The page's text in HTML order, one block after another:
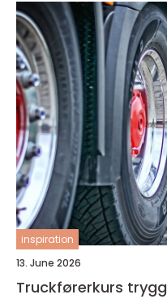
inspiration
13. June 2026
Truckførerkurs trygg og effektiv bruk av